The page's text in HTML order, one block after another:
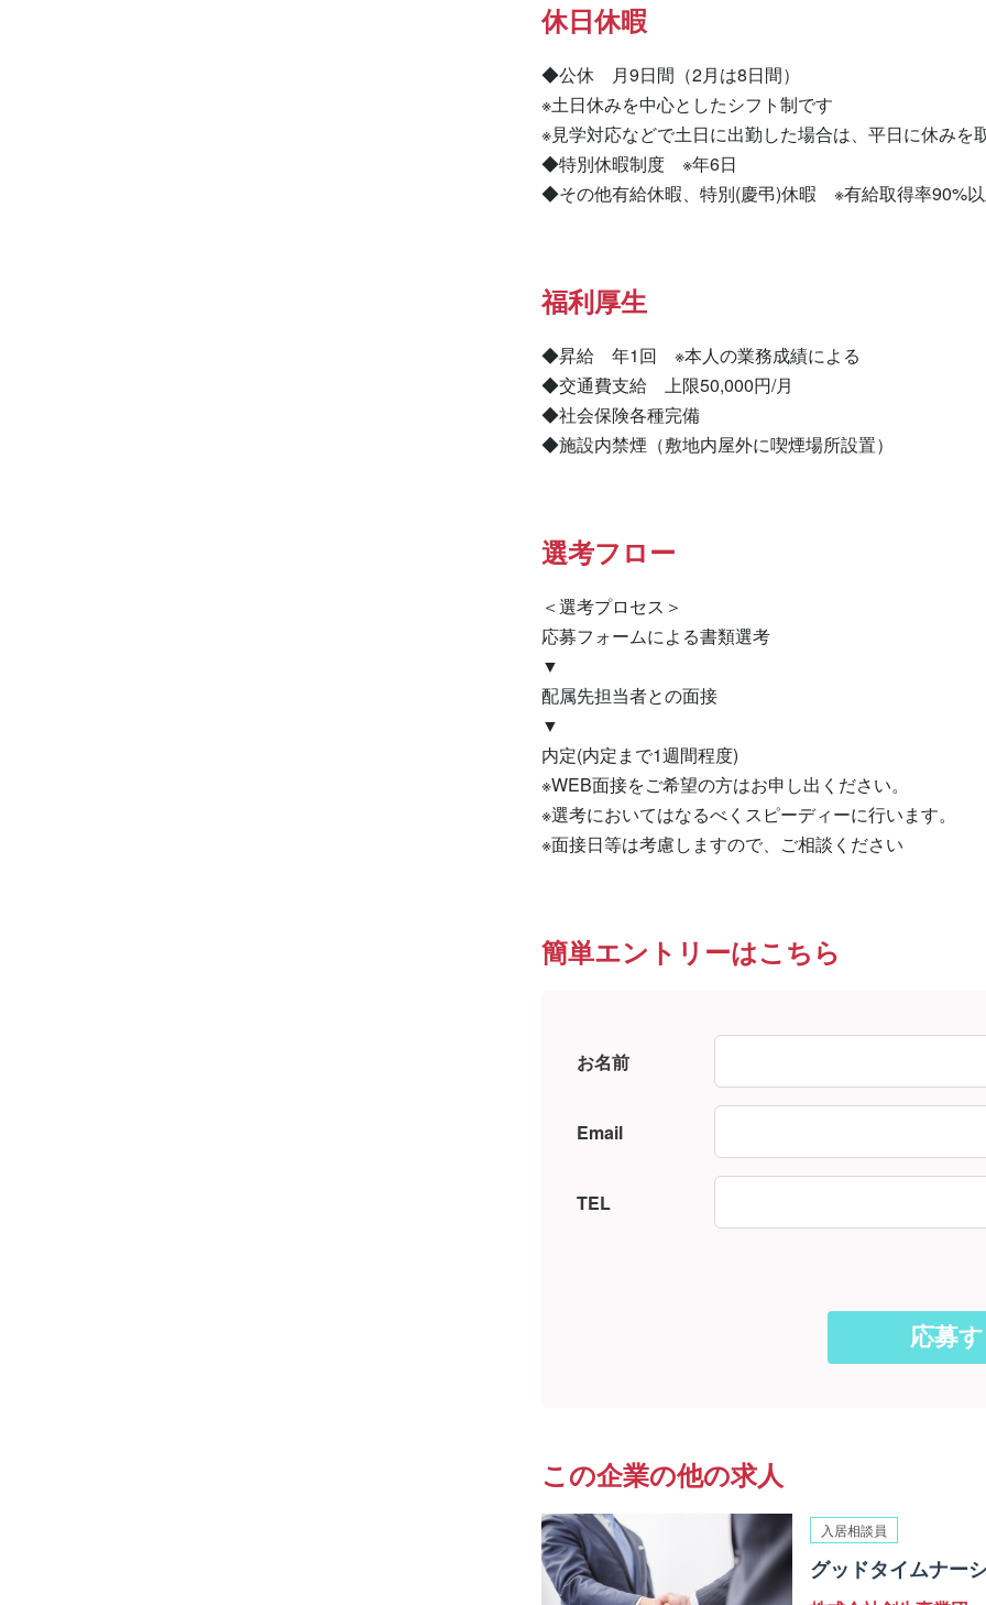
休日休暇
◆公休　月9日間（2月は8日間）
※土日休みを中心としたシフト制です
※見学対応などで土日に出勤した場合は、平日に休みを
◆特別休暇制度　※年6日
◆その他有給休暇、特別(慶弔)休暇　※有給取得率90%
福利厚生
◆昇給　年1回　※本人の業務成績による
◆交通費支給　上限50,000円/月
◆社会保険各種完備
◆施設内禁煙（敷地内屋外に喫煙場所設置）
選考フロー
＜選考プロセス＞
応募フォームによる書類選考
▼
配属先担当者との面接
▼
内定(内定まで1週間程度)
※WEB面接をご希望の方はお申し出ください。
※選考においてはなるべくスピーディーに行います。
※面接日等は考慮しますので、ご相談ください
簡単エントリーはこちら
お名前
Email
TEL
この企業の他の求人
入居相談員
グッドタイムナー